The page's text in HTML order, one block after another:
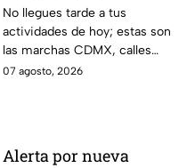
Manifestantes retiran
bloqueo en Canela y Eje
3 Sur, colonia Granjas
México
No llegues tarde a tus
actividades de hoy; estas son
las marchas CDMX, calles
cerradas y bloqueos que
07 agosto, 2026
Alerta por nueva